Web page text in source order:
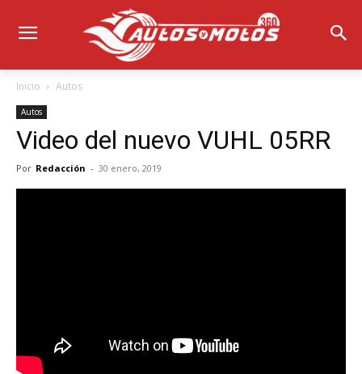
Inicio Autos
Autos
Video del nuevo VUHL 05RR
Por Redacción - 30 enero, 2019